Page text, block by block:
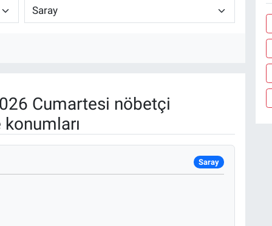
Cumartesi nöbetçi
Saray